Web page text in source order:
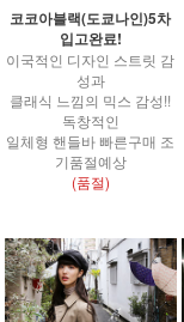
코코아블랙(도쿄나인)5차
입고완료!
이국적인 디자인 스트릿 감
성과
클래식 느낌의 믹스 감성!!
독창적인
일체형 핸들바 빠른구매 조
기품절예상
(품절)